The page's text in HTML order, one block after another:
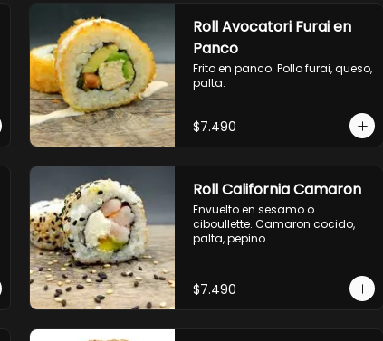
- pollo, queso, cebollin, envuelto
en panco.
- camaron, queso, cebollin,
envuelto en palta.
- palmito, pepino, queso,
- salmon, queso, palta, envuelto
en queso.
Roll Avocatori Furai en
Panco
Frito en panco. Pollo furai, queso,
palta.
$7.490
Roll California Camaron
Envuelto en sesamo o
ciboullette. Camaron cocido,
palta, pepino.
$7.490